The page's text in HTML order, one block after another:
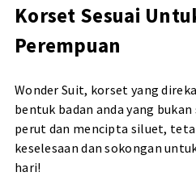
Korset Sesuai
Perempuan
Wonder Suit, korset yang
bentuk badan anda yang
perut dan mencipta siluet,
keselesaan dan sokongan
hari!